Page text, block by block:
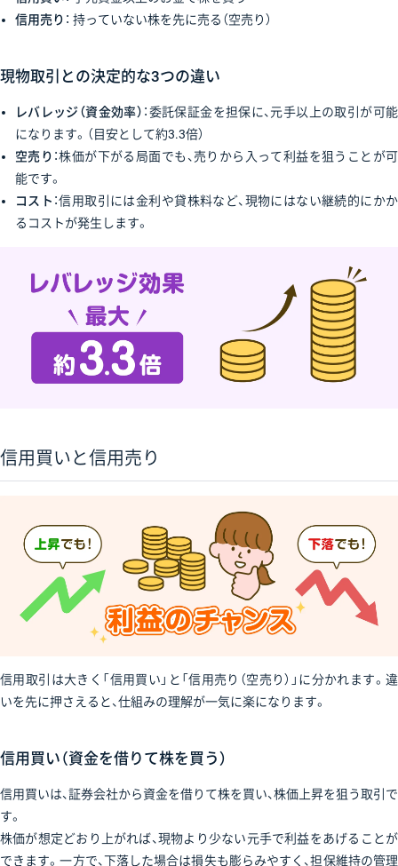
信用売り ： 持っていない株を先に売る（空売り）
現物取引との決定的な3つの違い
レバレッジ（資金効率） ：委託保証金を担保に、元手以上の取引が可能
になります。（目安として約3.3倍）
空売り ：株価が下がる局面でも、売りから入って利益を狙うことが可
能です。
コスト ：信用取引には金利や貸株料など、現物にはない継続的にかか
るコストが発生します。
信用買いと信用売り
信用取引は大きく「信用買い」と「信用売り（空売り）」に分かれます。違
いを先に押さえると、仕組みの理解が一気に楽になります。
信用買い（資金を借りて株を買う）
信用買いは、証券会社から資金を借りて株を買い、株価上昇を狙う取引で
す。
株価が想定どおり上がれば、現物より少ない元手で利益をあげることが
できます。一方で、下落した場合は損失も膨らみやすく、担保維持の管理